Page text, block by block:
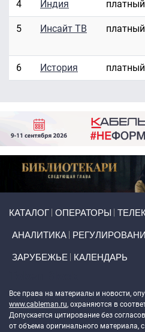
4 Индия платный
5 Инсайт ТВ платный
6 История платный
КАТАЛОГ ОПЕРАТОРЫ
АНАЛИТИКА
ЗАРУБЕЖЬЕ КАЛЕНДАРЬ
Все права на материалы и новости,
www.cableman.ru, охраняются в
Допускается цитирование без
от объема оригинального материала,